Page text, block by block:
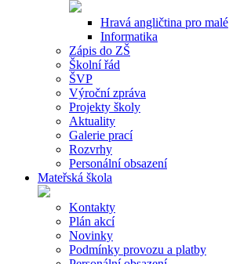
Hravá angličtina pro malé
Informatika
Zápis do ZŠ
Školní řád
ŠVP
Výroční zpráva
Projekty školy
Aktuality
Galerie prací
Rozvrhy
Personální obsazení
Mateřská škola
Kontakty
Plán akcí
Novinky
Podmínky provozu a platby